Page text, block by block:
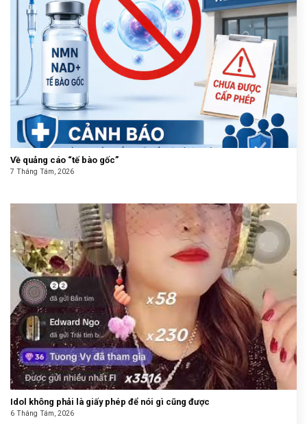
Về quảng cáo “tế bào gốc”
7 Tháng Tám, 2026
Idol không phải là giấy phép để nói gì cũng được
6 Tháng Tám, 2026